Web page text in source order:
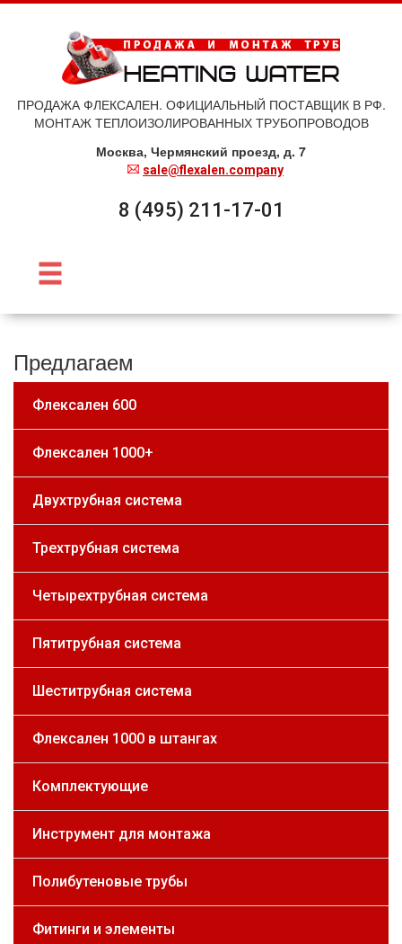
ПРОДАЖА ФЛЕКСАЛЕН. ОФИЦИАЛЬНЫЙ ПОСТАВЩИК В РФ.
МОНТАЖ ТЕПЛОИЗОЛИРОВАННЫХ ТРУБОПРОВОДОВ
Москва, Чермянский проезд, д. 7
sale@flexalen.company
8 (495) 211-17-01
Предлагаем
Флексален 600
Флексален 1000+
Двухтрубная система
Трехтрубная система
Четырехтрубная система
Пятитрубная система
Шеститрубная система
Флексален 1000 в штангах
Комплектующие
Инструмент для монтажа
Полибутеновые трубы
Фитинги и элементы